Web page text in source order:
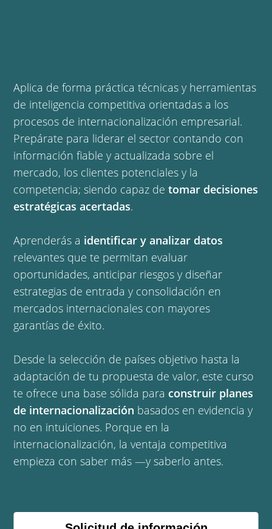
Aplica de forma práctica técnicas y herramientas
de inteligencia competitiva orientadas a los
procesos de internacionalización empresarial.
Prepárate para liderar el sector contando con
información fiable y actualizada sobre el
mercado, los clientes potenciales y la
competencia; siendo capaz detomar decisiones
estratégicas acertadas.
Aprenderás a identificar y analizar datos
relevantes que te permitan evaluar
oportunidades, anticipar riesgos y diseñar
estrategias de entrada y consolidación en
mercados internacionales con mayores
garantías de éxito.
Desde la selección de países objetivo hasta la
adaptación de tu propuesta de valor, este curso
te ofrece una base sólida para construir planes
de internacionalización basados en evidencia y
no en intuiciones. Porque en la
internacionalización, la ventaja competitiva
empieza con saber más —y saberlo antes.